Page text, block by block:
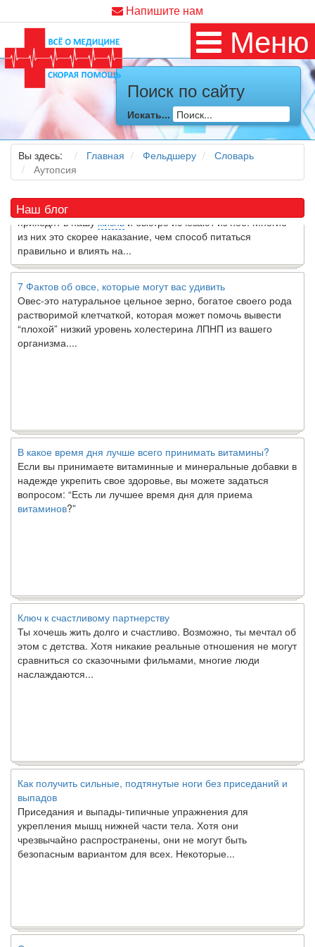
Напишите нам
Меню
Поиск по сайту
Искать...
Вы здесь: Главная Фельдшеру
Словарь
Аутопсия
Наш блог
Как я заболел во время локдауна?
Это странная ситуация: вы соблюдали все меры
предосторожности COVID-19 (вы почти все время дома),
но, тем не менее, вы каким-то образом простудились. Вы
можете задаться...
Какдиетолог, я вижу, что многие причудливые диеты
приходят в нашужизньи быстро исчезают из нее. Многие
из них это скорее наказание, чем способ питаться
правильно и влиять на...
7 Фактов об овсе, которые могут вас удивить
Овес-это натуральное цельное зерно, богатое своего рода
растворимой клетчаткой, которая может помочь вывести
“плохой” низкий уровень холестерина ЛПНП из вашего
организма....
В какое время дня лучше всего принимать витамины?
Если вы принимаете витаминные и минеральные добавки в
надежде укрепить свое здоровье, вы можете задаться
вопросом: “Есть ли лучшее время дня для приема
витаминов ?”
Ключ к счастливому партнерству
Ты хочешь жить долго и счастливо. Возможно, ты мечтал об
этом с детства. Хотя никакие реальные отношения не могут
сравниться со сказочными фильмами, многие люди
наслаждаются...
Как получить сильные, подтянутые ноги без приседаний и
выпадов
Приседания и выпады-типичные упражнения для
укрепления мышц нижней части тела. Хотя они
чрезвычайно распространены, они не могут быть
безопасным вариантом для всех. Некоторые...
Создана программа предсказывающая смерть человека с